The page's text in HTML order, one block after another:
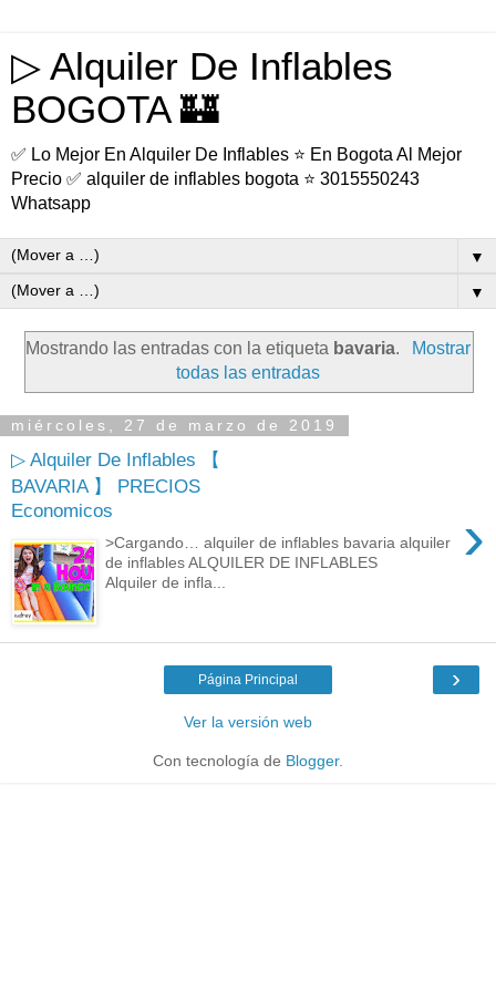
▷ Alquiler De Inflables
BOGOTA 🏰
✅ Lo Mejor En Alquiler De Inflables ⭐ En Bogota Al Mejor
Precio ✅ alquiler de inflables bogota ⭐ 3015550243
Whatsapp
▼
▼
Mostrando las entradas con la etiqueta bavaria.
Mostrar
todas las entradas
miércoles, 27 de marzo de 2019
▷ Alquiler De Inflables 【
BAVARIA 】 PRECIOS
Economicos
›
>Cargando… alquiler de inflables bavaria alquiler
de inflables ALQUILER DE INFLABLES
Alquiler de infla...
›
Página Principal
Ver la versión web
Con tecnología de Blogger.